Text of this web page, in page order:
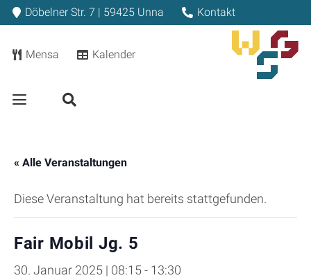
Döbelner Str. 7 | 59425 Unna Kontakt
Mensa Kalender
« Alle Veranstaltungen
Diese Veranstaltung hat bereits stattgefunden.
Fair Mobil Jg. 5
30. Januar 2025 | 08:15- 13:30